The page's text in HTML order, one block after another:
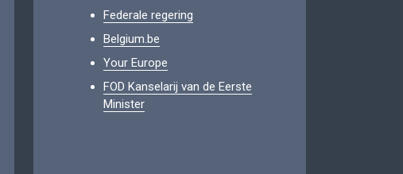
Federale regering
Belgium.be
Your Europe
FOD Kanselarij van de Eerste
Minister